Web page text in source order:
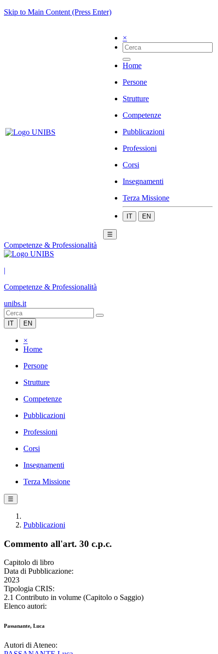
Skip to Main Content (Press Enter)
×
Home
Persone
Strutture
Competenze
Pubblicazioni
Professioni
Corsi
Insegnamenti
Terza Missione
IT EN
☰
Competenze & Professionalità
|
Competenze & Professionalità
unibs.it
IT EN
×
Home
Persone
Strutture
Competenze
Pubblicazioni
Professioni
Corsi
Insegnamenti
Terza Missione
☰
Pubblicazioni
Commento all'art. 30 c.p.c.
Capitolo di libro
Data di Pubblicazione:
2023
Tipologia CRIS:
2.1 Contributo in volume (Capitolo o Saggio)
Elenco autori:
Passanante, Luca
Autori di Ateneo: